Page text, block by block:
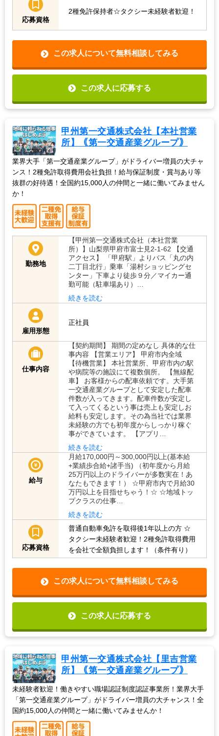
応募資格
2種免許保持者☆タクシー未経験者歓迎！
この求人について無料相談してみる
この求人に応募する
甲州第一交通株式会社【本社営業
所】｟第一交通産業グループ｠
業界大手「第一交通産業グループ」がドライバー増員の大チャ
ンス！2種免許取得費用会社負担！給与保証制度・賞与あり等
抜群の好待遇！全国約15,000人の仲間と一緒に働いてみません
か！
勤務地
【甲州第一交通株式会社（本社営業
所）】山梨県甲府市富士見2-1-62 【交通
アクセス】 「甲府駅」よりバス「丸の内
二丁目北行」乗車「湯村ショッピングセ
ンター」下車より徒歩９分／マイカー通
勤可能（駐車場あり）…
続きを読む
雇用形態
正社員
仕事内容
【契約期間】 期間の定めなし 具体的な仕
事内容 【営業エリア】 甲府市内全域
【待機営業】 本社営業所、甲府市内の駅
や病院等の施設にて複数個所。 【無線配
車】 お客様からの配車依頼です。大手第
一交通産業グループとして安定した配車
件数が入ってきます。配車件数が安定し
て入ってくるという事は売上も安定しお
給料も安定します。その為当社では業界
未経験の方でも初年度からしっかり稼ぐ
事ができています。 【アプリ…
続きを読む
給与
月給170,000円～300,000円以上(基本給
+業績歩合給+諸手当) （初年度から月給
25万円以上のドライバーが多数実在！あ
なたもできます！） ☆甲府市内で月給30
万円以上を目指せちゃう！☆ ☆地域トッ
プクラスの仕事…
続きを読む
応募資格
普通自動車免許を取得後1年以上の方 ☆
タクシー未経験者歓迎！2種免許取得費用
を会社で全額負担します！（条件有り）
この求人について無料相談してみる
この求人に応募する
甲州第一交通株式会社【里吉営業
所】｟第一交通産業グループ｠
未経験者歓迎！働きやすい職場認証制度認証事業所！業界大手
「第一交通産業グループ」がドライバー増員の大チャンス！全
国約15,000人の仲間と一緒に働いてみませんか！